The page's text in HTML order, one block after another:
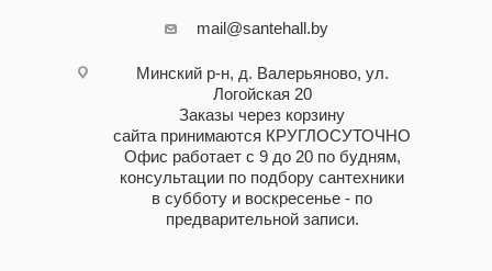
mail@santehall.by
Минский р-н, д. Валерьяново, ул.
Логойская 20
Заказы через корзину
сайта принимаются КРУГЛОСУТОЧНО
Офис работает с 9 до 20 по будням,
консультации по подбору сантехники
в субботу и воскресенье - по
предварительной записи.